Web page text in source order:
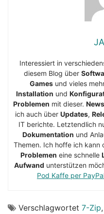
Interessiert in
diesem Blog über
Gamesund vieles
Installation und
Problemen mit dieser. News
ich auch über Updates,
IT berichte. Letztendlich
Dokumentation und
Themen. Ich hoffe ich kann
Problemen eine schnelle
Aufwand unterstützen
Pod Kaffe per
Verschlagwortet 7-Zip,